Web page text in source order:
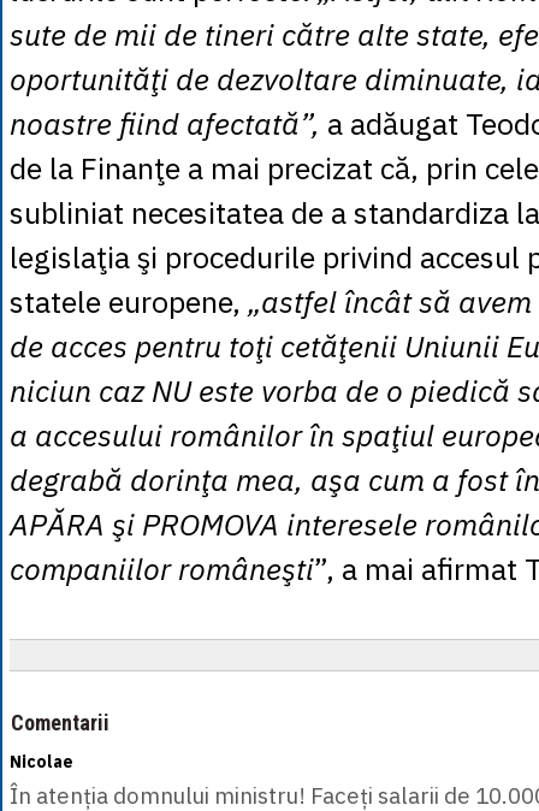
sute de mii de tineri către alte state,
oportunităţi de dezvoltare diminuate,
noastre fiind afectată”, a adăugat
de la Finanţe a mai precizat că, prin
subliniat necesitatea de a standardiza
legislaţia şi procedurile privind accesul
statele europene, „astfel încât să avem
de acces pentru toţi cetăţenii Uniunii
niciun caz NU este vorba de o piedică
a accesului românilor în spaţiul
degrabă dorinţa mea, aşa cum a fost
APĂRA şi PROMOVA interesele
companiilor româneşti”, a mai afirmat
Comentarii
Nicolae
În atenția domnului ministru! Faceți salarii de